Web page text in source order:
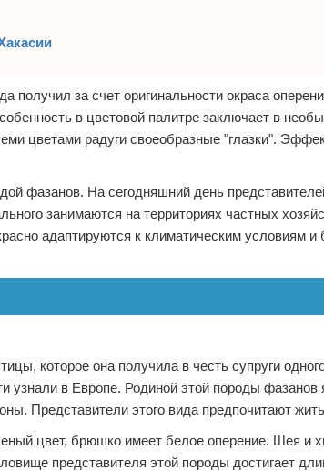
получил за счет оригинальности окраса
в цветовой палитре заключает в
цветами радуги своеобразные "глазки".
фазанов. На сегодняшний день
занимаются на территориях частных
адаптируются к климатическим условиям и
которое она получила в честь супруги
узнали в Европе. Родиной этой породы
Представители этого вида предпочитают
цвет, брюшко имеет белое оперение. Шея и
представителя этой породы достигает